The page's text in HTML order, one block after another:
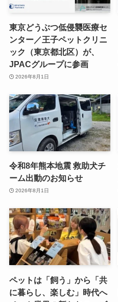
東京どうぶつ低侵襲医療セ
ンター／王子ペットクリニ
ック（東京都北区）が、
JPACグループに参画
2026年8月1日
令和8年熊本地震 救助犬チ
ーム出動のお知らせ
2026年8月1日
ペットは「飼う」から「共
に暮らし、楽しむ」時代へ